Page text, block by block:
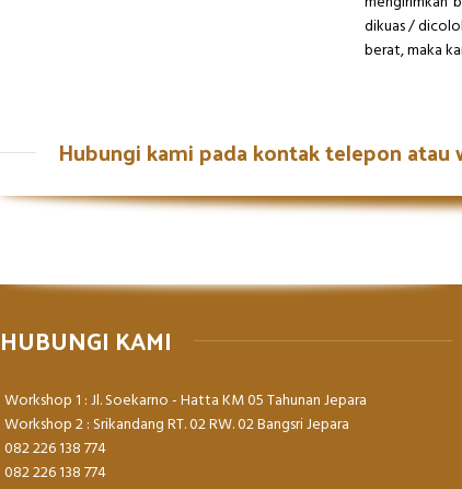
dikuas /
berat, maka
Hubungi kami pada kontak telepon atau
HUBUNGI KAMI
Workshop 1 : Jl. Soekarno - Hatta KM 05 Tahunan Jepara
Workshop 2 : Srikandang RT. 02 RW. 02 Bangsri Jepara
082 226 138 774
082 226 138 774